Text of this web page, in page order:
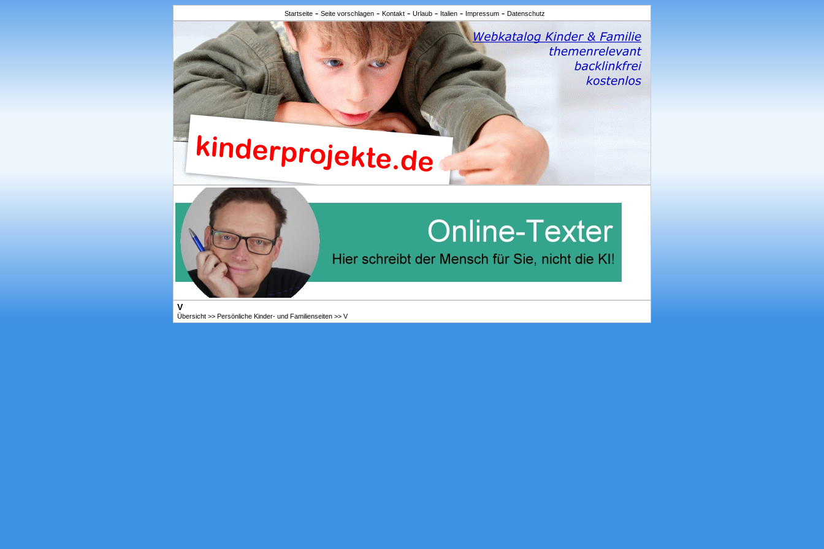
Startseite- Seite vorschlagen- Kontakt- Urlaub- Italien- Impressum- Datenschutz
V
Übersicht >> Persönliche Kinder- und Familienseiten >> V